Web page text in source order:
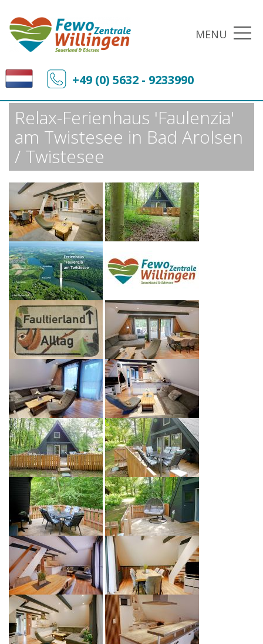
MENU
+49 (0) 5632 - 9233990
Fewo-Zentrale Willingen
Sonderangebote
Relax-Ferienhaus 'Faulenzia' am Twistesee in Bad Arolsen / Twistesee
Relax-Ferienhaus 'Faulenzia'
am Twistesee in Bad Arolsen
/ Twistesee